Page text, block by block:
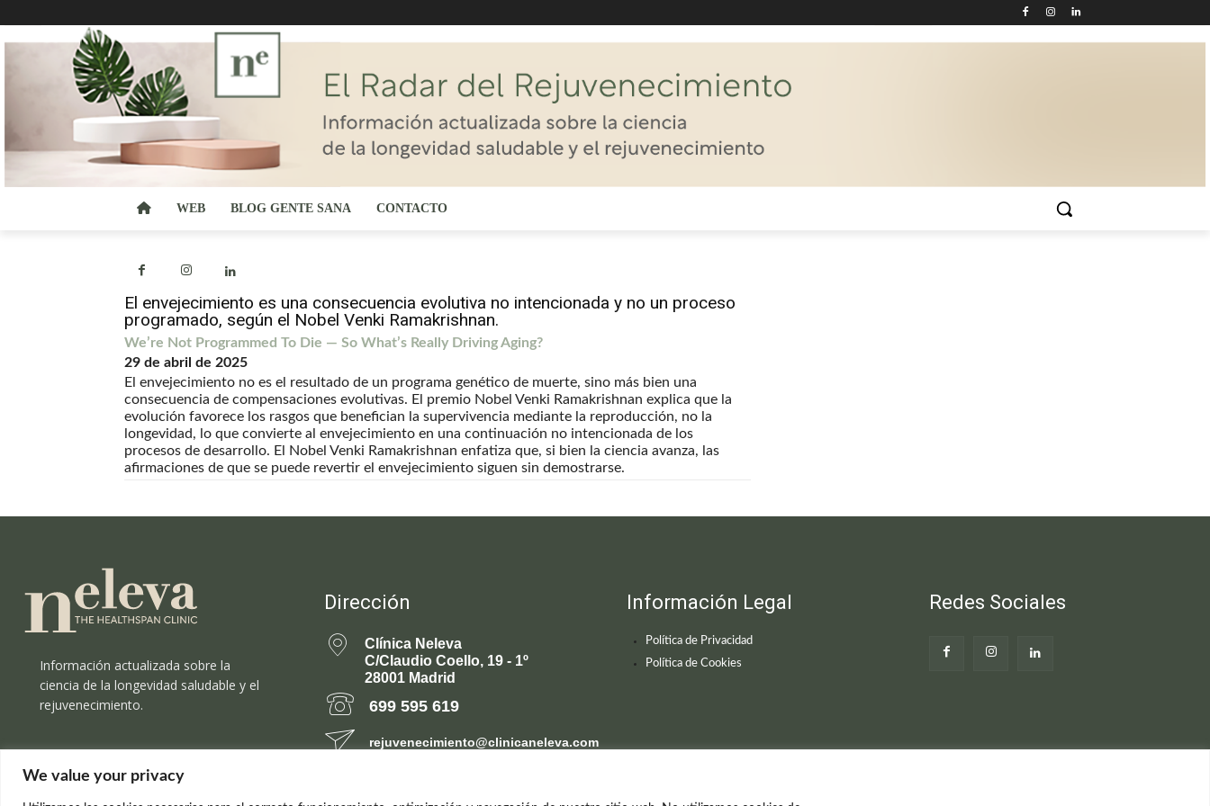
We value your privacy
WEB BLOG GENTE SANA CONTACTO
El envejecimiento es una consecuencia evolutiva no intencionada y no un proceso
programado, según el Nobel Venki Ramakrishnan.
We’re Not Programmed To Die — So What’s Really Driving Aging?
29 de abril de 2025
El envejecimiento no es el resultado de un programa genético de muerte, sino más bien una
consecuencia de compensaciones evolutivas. El premio Nobel Venki Ramakrishnan explica que la
evolución favorece los rasgos que benefician la supervivencia mediante la reproducción, no la
longevidad, lo que convierte al envejecimiento en una continuación no intencionada de los
procesos de desarrollo. El Nobel Venki Ramakrishnan enfatiza que, si bien la ciencia avanza, las
afirmaciones de que se puede revertir el envejecimiento siguen sin demostrarse.
Información actualizada sobre la
ciencia de la longevidad saludable y el
rejuvenecimiento.
Dirección
Clínica Neleva
C/Claudio Coello, 19 - 1º
28001 Madrid
699 595 619
rejuvenecimiento@clinicaneleva.com
Información Legal
Política de Privacidad
Política de Cookies
Redes Sociales